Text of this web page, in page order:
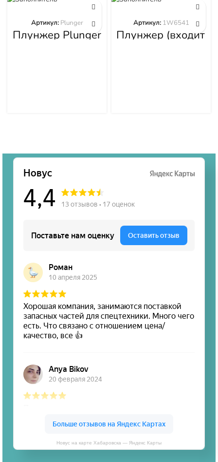
Плунжер Plunger
Артикул: Plunger
Плунжер (входит
в 1W6539)
Артикул: 1W6541
Новус на карте Хабаровска — Яндекс Карты